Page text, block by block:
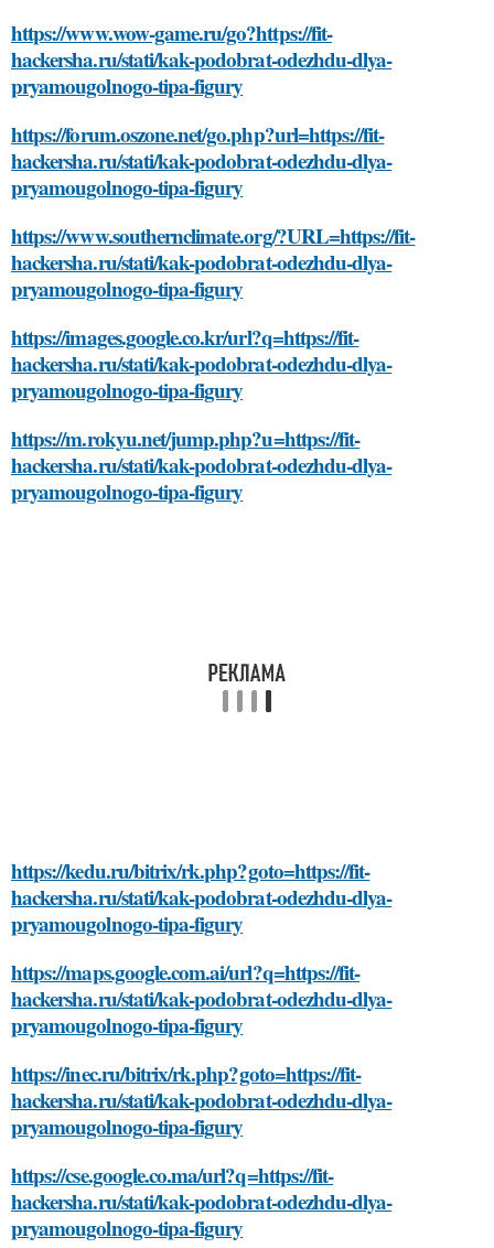
https://www.wow-game.ru/go?https://fit-
hackersha.ru/stati/kak-podobrat-odezhdu-dlya-
pryamougolnogo-tipa-figury
https://forum.oszone.net/go.php?url=https://fit-
hackersha.ru/stati/kak-podobrat-odezhdu-dlya-
pryamougolnogo-tipa-figury
https://www.southernclimate.org/?URL=https://fit-
hackersha.ru/stati/kak-podobrat-odezhdu-dlya-
pryamougolnogo-tipa-figury
https://images.google.co.kr/url?q=https://fit-
hackersha.ru/stati/kak-podobrat-odezhdu-dlya-
pryamougolnogo-tipa-figury
https://m.rokyu.net/jump.php?u=https://fit-
hackersha.ru/stati/kak-podobrat-odezhdu-dlya-
pryamougolnogo-tipa-figury
https://kedu.ru/bitrix/rk.php?goto=https://fit-
hackersha.ru/stati/kak-podobrat-odezhdu-dlya-
pryamougolnogo-tipa-figury
https://maps.google.com.ai/url?q=https://fit-
hackersha.ru/stati/kak-podobrat-odezhdu-dlya-
pryamougolnogo-tipa-figury
https://inec.ru/bitrix/rk.php?goto=https://fit-
hackersha.ru/stati/kak-podobrat-odezhdu-dlya-
pryamougolnogo-tipa-figury
https://cse.google.co.ma/url?q=https://fit-
hackersha.ru/stati/kak-podobrat-odezhdu-dlya-
pryamougolnogo-tipa-figury